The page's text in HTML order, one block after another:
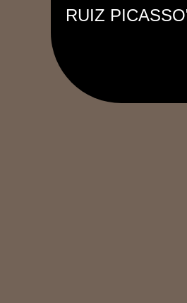
RUIZ